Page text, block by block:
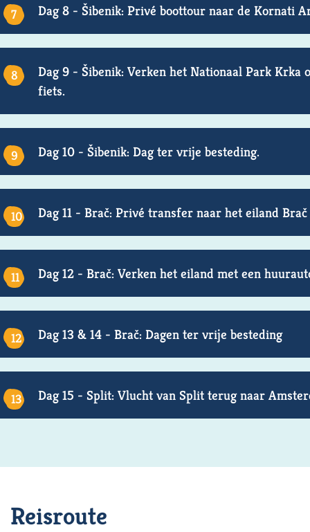
Dag 8 - Šibenik: Privé boottour naar de Kornati
Dag 9 - Šibenik: Verken het Nationaal Park Krka
fiets.
Dag 10 - Šibenik: Dag ter vrije besteding.
Dag 11 - Brač: Privé transfer naar het eiland Brač
Dag 12 - Brač: Verken het eiland met een
Dag 13 & 14 - Brač: Dagen ter vrije besteding
Dag 15 - Split: Vlucht van Split terug naar
Reisroute